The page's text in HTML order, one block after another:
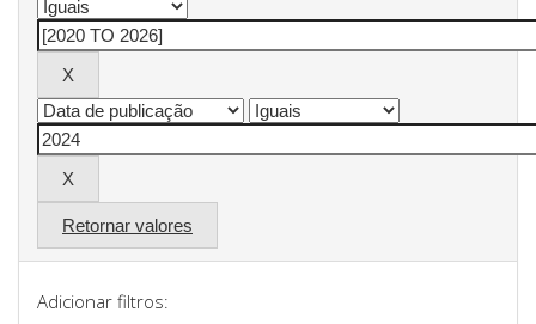
Retornar valores
Adicionar filtros: